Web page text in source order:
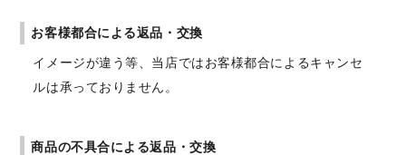
お客様都合による返品・交換
イメージが違う等、当店ではお客様都合によるキャンセ
ルは承っておりません。
商品の不具合による返品・交換